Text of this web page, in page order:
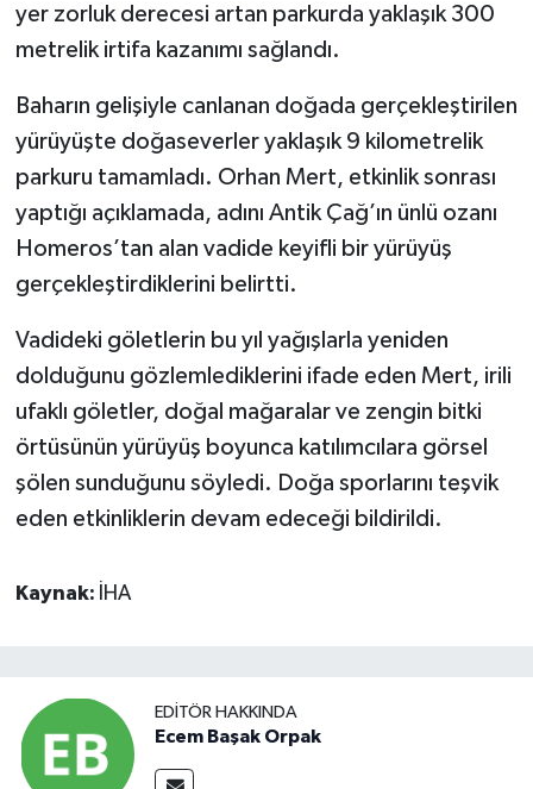
yer zorluk derecesi artan parkurda yaklaşık 300
metrelik irtifa kazanımı sağlandı.
Baharın gelişiyle canlanan doğada gerçekleştirilen
yürüyüşte doğaseverler yaklaşık 9 kilometrelik
parkuru tamamladı. Orhan Mert, etkinlik sonrası
yaptığı açıklamada, adını Antik Çağ’ın ünlü ozanı
Homeros’tan alan vadide keyifli bir yürüyüş
gerçekleştirdiklerini belirtti.
Vadideki göletlerin bu yıl yağışlarla yeniden
dolduğunu gözlemlediklerini ifade eden Mert, irili
ufaklı göletler, doğal mağaralar ve zengin bitki
örtüsünün yürüyüş boyunca katılımcılara görsel
şölen sunduğunu söyledi. Doğa sporlarını teşvik
eden etkinliklerin devam edeceği bildirildi.
Kaynak: İHA
EDITÖR HAKKINDA
Ecem Başak Orpak